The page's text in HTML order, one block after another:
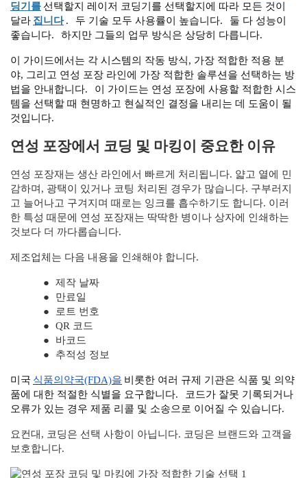
딩기를선택할지 레이저 코딩기를 선택할지에 따라 모든 것이
달라 집니다 . 두 기술 모두 사용률이 높습니다.
둘 다 성능이
좋습니다.
하지만 그들의 업무 방식은 상당히 다릅니다.
이 가이드에서는 각 시스템의 작동 방식, 가장 적합한 적용 분
야, 그리고 연성 포장 라인에 가장 적합한 솔루션을 선택하는 방
법을 안내합니다.
이 가이드는 연성 포장에 사용할 적합한 시스
템을 선택할 때 현명하고 현실적인 결정을 내리는 데 도움이 될
것입니다.
연성 포장에서 코딩 및 마킹이 중요한 이유
연성 포장재는 생산 라인에서 빠르게 처리됩니다. 얇고 열에 민
감하며, 광택이 있거나 코팅 처리된 경우가 많습니다. 구부러지
고 늘어나고 구겨지며 때로는 잉크를 흡수하기도 합니다. 이러
한 특성 때문에 연성 포장재는 딱딱한 병이나 상자에 인쇄하는
것보다 더 까다롭습니다.
제조업체는 다음 내용을 인쇄해야 합니다.
●
제작 날짜
●
만료일
●
로트 번호
●
QR 코드
●
바코드
●
추적성 정보
미국 식품의약국(FDA)을 비롯한 여러 규제 기관은 식품 및 의약
품에 대한 적절한 식별을 요구합니다.
코드가 잘못 기록되거나
오류가 있는 경우 제품 리콜 및 소송으로 이어질 수 있습니다.
요컨대, 코딩은 선택 사항이 아닙니다. 코딩은 브랜드와 고객을
보호합니다.